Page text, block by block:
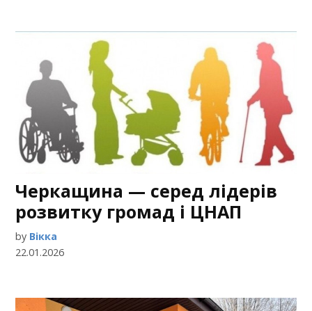
Черкащина — серед лідерів
розвитку громад і ЦНАП
by Вікка
22.01.2026